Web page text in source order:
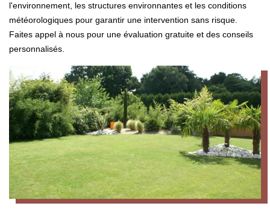
l'environnement, les structures environnantes et les conditions
météorologiques pour garantir une intervention sans risque.
Faites appel à nous pour une évaluation gratuite et des conseils
personnalisés.